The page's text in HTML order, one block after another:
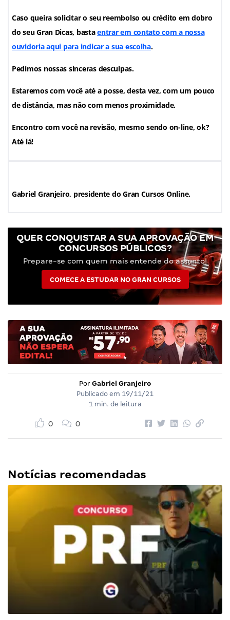
Caso queira solicitar o seu reembolso ou crédito em dobro
do seu Gran Dicas, bastaentrar em contato com a nossa
ouvidoria aqui para indicar a sua escolha.
Pedimos nossas sinceras desculpas.
Estaremos com você até a posse, desta vez, com um pouco
de distância, mas não com menos proximidade.
Encontro com você na revisão, mesmo sendo on-line, ok?
Até lá!
Gabriel Granjeiro, presidente do Gran Cursos Online.
QUER CONQUISTAR A SUA APROVAÇÃO EM
CONCURSOS PÚBLICOS?
Prepare-se com quem mais entende do assunto!
COMECE A ESTUDAR NO GRAN CURSOS
Por Gabriel Granjeiro
Publicado em 19/11/21
1 min. de leitura
0 0
Notícias recomendadas